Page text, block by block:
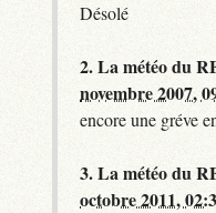
Désolé
2.La météo du
novembre 2007,
encore une gréve
3.La météo du
octobre 2011,